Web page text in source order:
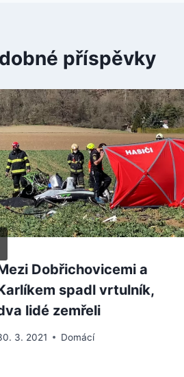
příspěvky
Dobřichovicemi a
spadl vrtulník,
lidé zemřeli
3. 2021 Domácí